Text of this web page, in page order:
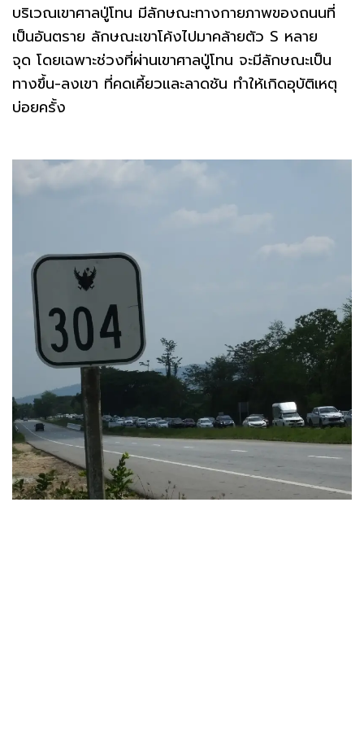
บริเวณเขาศาลปู่โทน มีลักษณะทางกายภาพของถนนที่
เป็นอันตราย ลักษณะเขาโค้งไปมาคล้ายตัว S หลาย
จุด โดยเฉพาะช่วงที่ผ่านเขาศาลปู่โทน จะมีลักษณะเป็น
ทางขึ้น-ลงเขา ที่คดเคี้ยวและลาดชัน ทำให้เกิดอุบัติเหตุ
บ่อยครั้ง